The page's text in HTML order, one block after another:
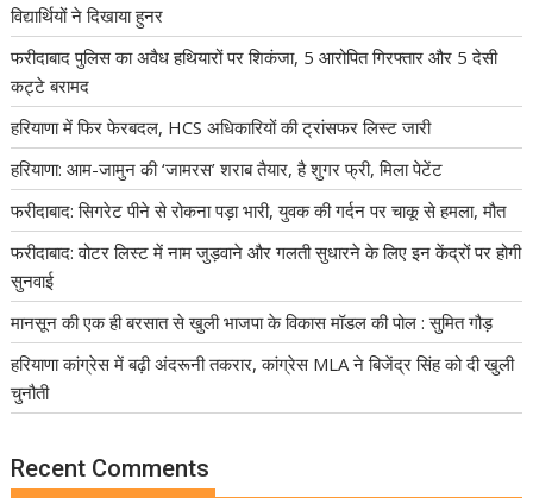
विद्यार्थियों ने दिखाया हुनर
फरीदाबाद पुलिस का अवैध हथियारों पर शिकंजा, 5 आरोपित गिरफ्तार और 5 देसी
कट्टे बरामद
हरियाणा में फिर फेरबदल, HCS अधिकारियों की ट्रांसफर लिस्ट जारी
हरियाणा: आम-जामुन की ‘जामरस’ शराब तैयार, है शुगर फ्री, मिला पेटेंट
फरीदाबाद: सिगरेट पीने से रोकना पड़ा भारी, युवक की गर्दन पर चाकू से हमला, मौत
फरीदाबाद: वोटर लिस्ट में नाम जुड़वाने और गलती सुधारने के लिए इन केंद्रों पर होगी
सुनवाई
मानसून की एक ही बरसात से खुली भाजपा के विकास मॉडल की पोल : सुमित गौड़
हरियाणा कांग्रेस में बढ़ी अंदरूनी तकरार, कांग्रेस MLA ने बिजेंद्र सिंह को दी खुली
चुनौती
Recent Comments